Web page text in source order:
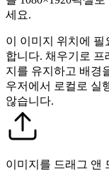
세요.
이 이미지 위치에
합니다. 채우기로 프
지를 유지하고 배경
우저에서 로컬로 실
않습니다.
이미지를 드래그 앤